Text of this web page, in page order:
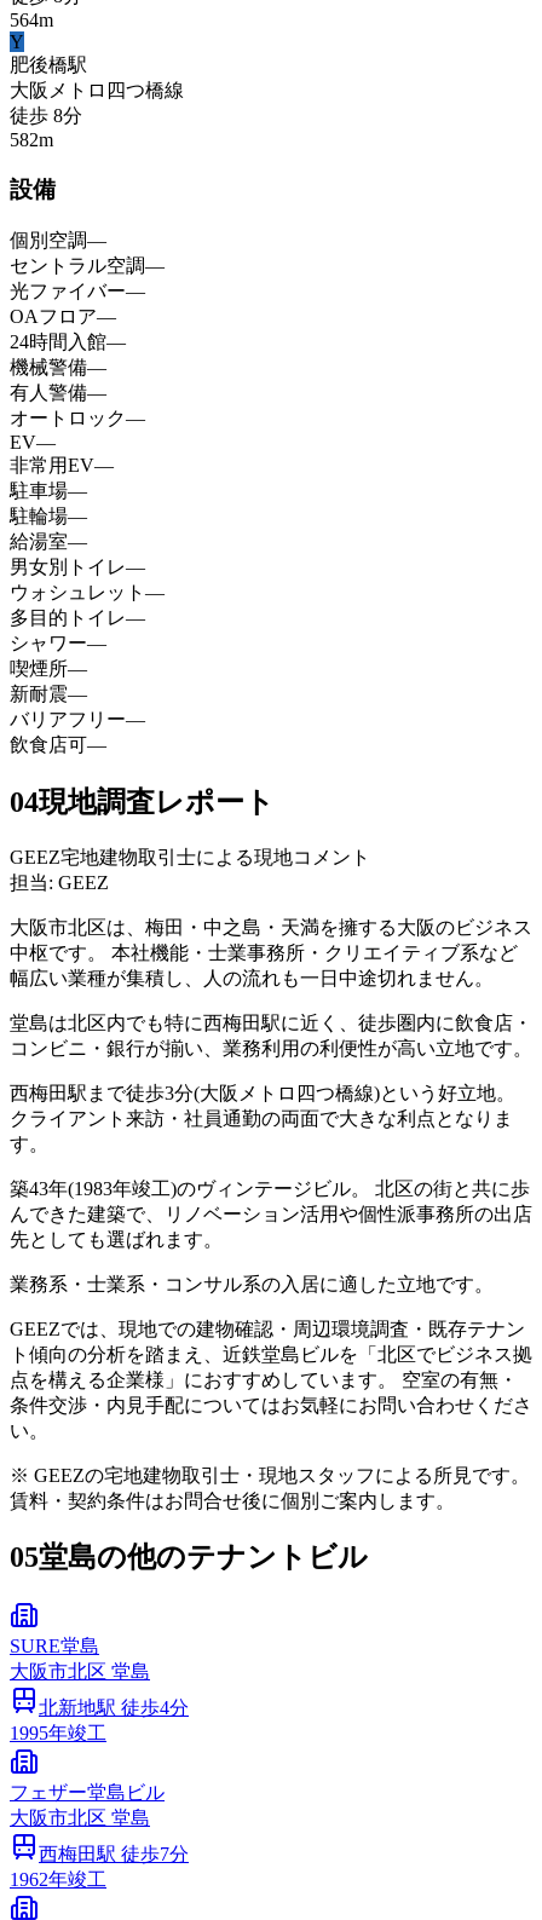
564m
Y
肥後橋駅
大阪メトロ四つ橋線
徒歩 8分
582m
設備
個別空調—
セントラル空調—
光ファイバー—
OAフロア—
24時間入館—
機械警備—
有人警備—
オートロック—
EV—
非常用EV—
駐車場—
駐輪場—
給湯室—
男女別トイレ—
ウォシュレット —
多目的トイレ—
シャワー—
喫煙所—
新耐震—
バリアフリー—
飲食店可—
04現地調査レポート
GEEZ宅地建物取引士による現地コメント
担当: GEEZ
大阪市北区は、梅田・中之島・天満を擁する大阪のビジネス
中枢です。 本社機能・士業事務所・クリエイティブ系など
幅広い業種が集積し、人の流れも一日中途切れません。
堂島は北区内でも特に西梅田駅に近く、徒歩圏内に飲食店・
コンビニ・銀行が揃い、業務利用の利便性が高い立地です。
西梅田駅まで徒歩3分(大阪メトロ四つ橋線)という好立地。
クライアント来訪・社員通勤の両面で大きな利点となりま
す。
築43年(1983年竣工)のヴィンテージビル。 北区の街と共に歩
んできた建築で、リノベーション活用や個性派事務所の出店
先としても選ばれます。
業務系・士業系・コンサル系の入居に適した立地です。
GEEZでは、現地での建物確認・周辺環境調査・既存テナン
ト傾向の分析を踏まえ、近鉄堂島ビルを「北区でビジネス拠
点を構える企業様」におすすめしています。 空室の有無・
条件交渉・内見手配についてはお気軽にお問い合わせくださ
い。
※ GEEZの宅地建物取引士・現地スタッフによる所見です。
賃料・契約条件はお問合せ後に個別ご案内します。
05堂島の他のテナントビル
SURE堂島
大阪市北区 堂島
北新地駅 徒歩4分
1995年竣工
フェザー堂島ビル
大阪市北区 堂島
西梅田駅 徒歩7分
1962年竣工